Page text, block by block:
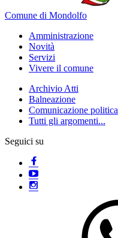
Comune di Mondolfo
Amministrazione
Novità
Servizi
Vivere il comune
Archivio Atti
Balneazione
Comunicazione politica
Tutti gli argomenti...
Seguici su